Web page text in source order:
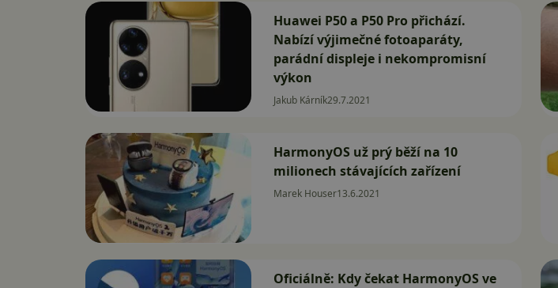
Huawei P50 a P50 Pro přichází.
Nabízí výjimečné fotoaparáty,
parádní displeje i nekompromisní
výkon
Jakub Kárník29.7.2021
HarmonyOS už prý běží na 10
milionech stávajících zařízení
Marek Houser13.6.2021
Oficiálně: Kdy čekat HarmonyOS ve